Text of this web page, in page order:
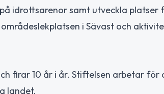
idrottsarenor samt utveckla platser
i Sävast och
firar 10 år i år. Stiftelsen arbetar
landet.